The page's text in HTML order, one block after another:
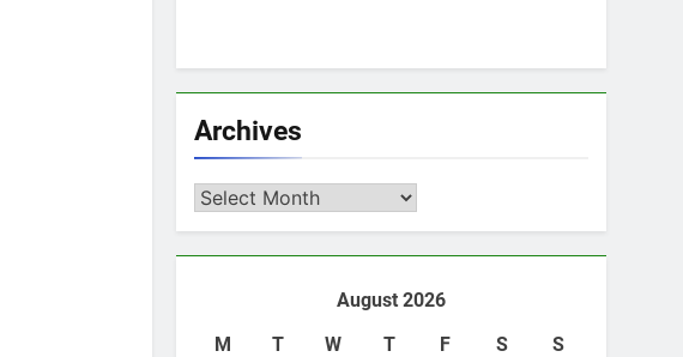
Archives
Archives
August 2026
M
T W T F S
S